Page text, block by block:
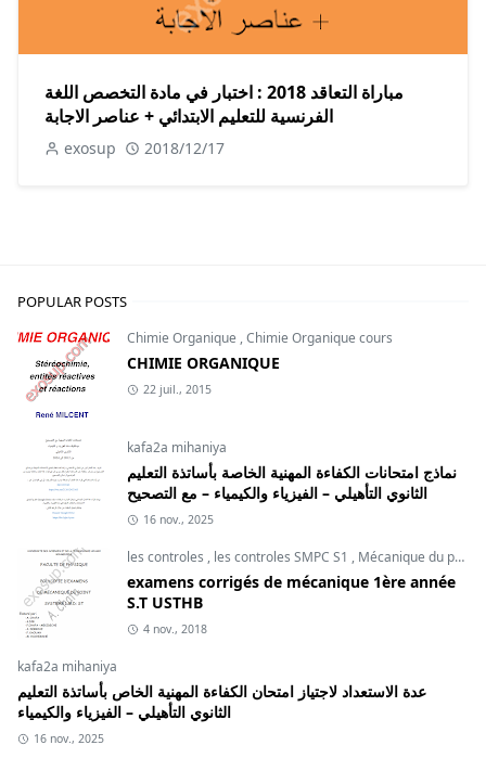
مباراة التعاقد 2018 : اختبار في مادة التخصص اللغة
الفرنسية للتعليم الابتدائي + عناصر الاجابة
exosup 2018/12/17
POPULAR POSTS
Chimie Organique ,Chimie Organique cours
CHIMIE ORGANIQUE
22 juil., 2015
kafa2a mihaniya
نماذج امتحانات الكفاءة المهنية الخاصة بأساتذة التعليم
الثانوي التأهيلي – الفيزياء والكيمياء – مع التصحيح
16 nov., 2025
les controles , les controles SMPC S1 , Mécanique du point
examens corrigés de mécanique 1ère année
S.T USTHB
4 nov., 2018
kafa2a mihaniya
عدة الاستعداد لاجتياز امتحان الكفاءة المهنية الخاص بأساتذة التعليم
الثانوي التأهيلي – الفيزياء والكيمياء
16 nov., 2025